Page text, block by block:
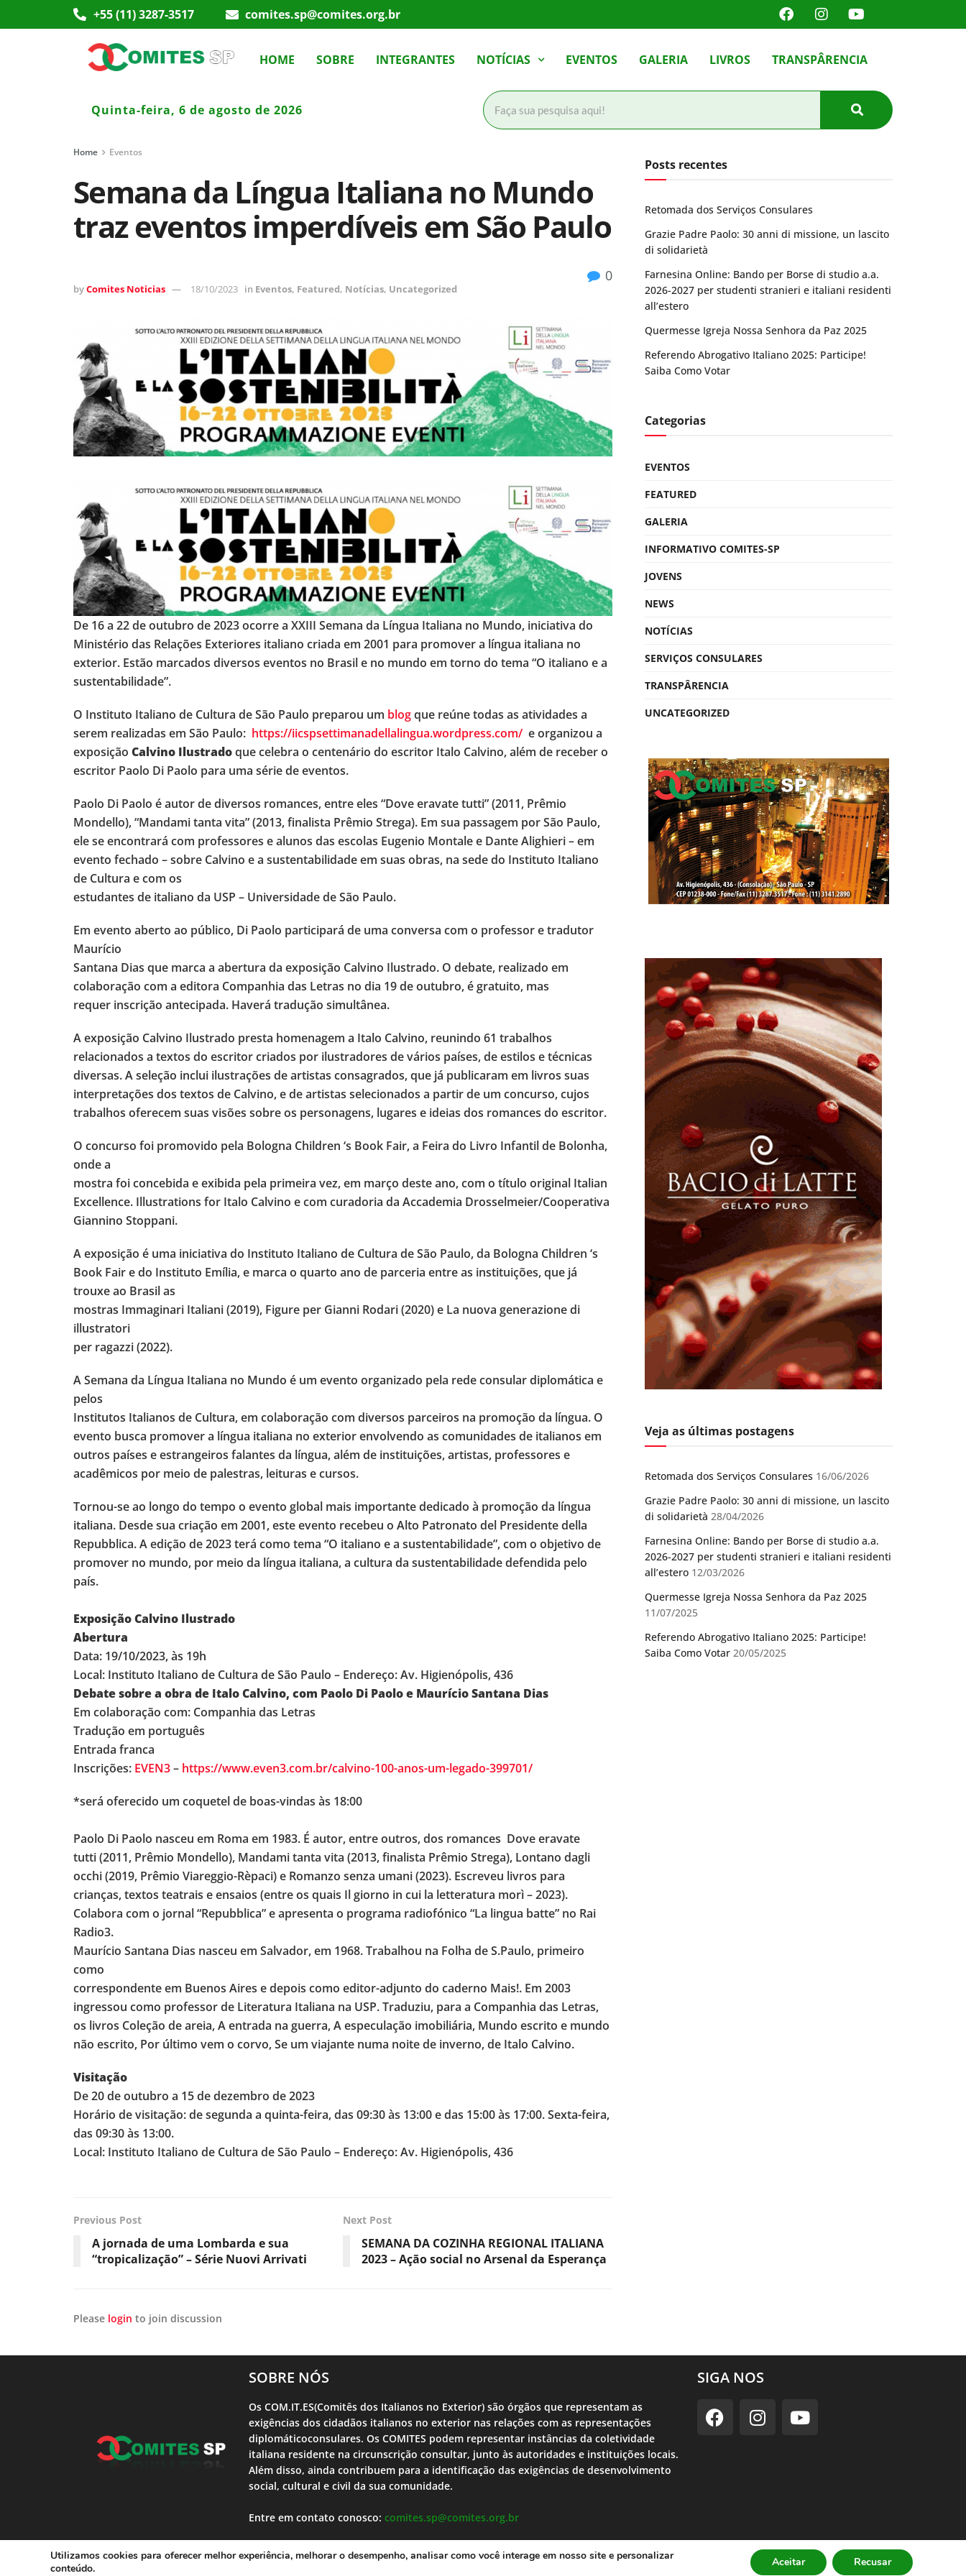
+55 (11) 3287-3517 comites.sp@comites.org.br
HOME SOBRE INTEGRANTES NOTÍCIAS EVENTOS GALERIA LIVROS TRANSPÂRENCIA
Quinta-feira, 6 de agosto de 2026
Home Eventos
Semana da Língua Italiana no Mundo
traz eventos imperdíveis em São Paulo
byComites Noticias 18/10/2023 in Eventos, Featured, Notícias, Uncategorized
0
De 16 a 22 de outubro de 2023 ocorre a XXIII Semana da Língua Italiana no Mundo, iniciativa do
Ministério das Relações Exteriores italiano criada em 2001 para promover a língua italiana no
exterior. Estão marcados diversos eventos no Brasil e no mundo em torno do tema “O italiano e a
sustentabilidade”.
O Instituto Italiano de Cultura de São Paulo preparou um blogque reúne todas as atividades a
serem realizadas em São Paulo: https://iicspsettimanadellalingua.wordpress.com/ e organizou a
exposição Calvino Ilustradoque celebra o centenário do escritor Italo Calvino, além de receber o
escritor Paolo Di Paolo para uma série de eventos.
Paolo Di Paolo é autor de diversos romances, entre eles “Dove eravate tutti” (2011, Prêmio
Mondello), “Mandami tanta vita” (2013, finalista Prêmio Strega). Em sua passagem por São Paulo,
ele se encontrará com professores e alunos das escolas Eugenio Montale e Dante Alighieri – em
evento fechado – sobre Calvino e a sustentabilidade em suas obras, na sede do Instituto Italiano
de Cultura e com os
estudantes de italiano da USP – Universidade de São Paulo.
Em evento aberto ao público, Di Paolo participará de uma conversa com o professor e tradutor
Maurício
Santana Dias que marca a abertura da exposição Calvino Ilustrado. O debate, realizado em
colaboração com a editora Companhia das Letras no dia 19 de outubro, é gratuito, mas
requer inscrição antecipada. Haverá tradução simultânea.
A exposição Calvino Ilustrado presta homenagem a Italo Calvino, reunindo 61 trabalhos
relacionados a textos do escritor criados por ilustradores de vários países, de estilos e técnicas
diversas. A seleção inclui ilustrações de artistas consagrados, que já publicaram em livros suas
interpretações dos textos de Calvino, e de artistas selecionados a partir de um concurso, cujos
trabalhos oferecem suas visões sobre os personagens, lugares e ideias dos romances do escritor.
O concurso foi promovido pela Bologna Children ‘s Book Fair, a Feira do Livro Infantil de Bolonha,
onde a
mostra foi concebida e exibida pela primeira vez, em março deste ano, com o título original Italian
Excellence. Illustrations for Italo Calvino e com curadoria da Accademia Drosselmeier/Cooperativa
Giannino Stoppani.
A exposição é uma iniciativa do Instituto Italiano de Cultura de São Paulo, da Bologna Children ‘s
Book Fair e do Instituto Emília, e marca o quarto ano de parceria entre as instituições, que já
trouxe ao Brasil as
mostras Immaginari Italiani (2019), Figure per Gianni Rodari (2020) e La nuova generazione di
illustratori
per ragazzi (2022).
A Semana da Língua Italiana no Mundo é um evento organizado pela rede consular diplomática e
pelos
Institutos Italianos de Cultura, em colaboração com diversos parceiros na promoção da língua. O
evento busca promover a língua italiana no exterior envolvendo as comunidades de italianos em
outros países e estrangeiros falantes da língua, além de instituições, artistas, professores e
acadêmicos por meio de palestras, leituras e cursos.
Tornou-se ao longo do tempo o evento global mais importante dedicado à promoção da língua
italiana. Desde sua criação em 2001, este evento recebeu o Alto Patronato del Presidente della
Repubblica. A edição de 2023 terá como tema “O italiano e a sustentabilidade”, com o objetivo de
promover no mundo, por meio da língua italiana, a cultura da sustentabilidade defendida pelo
país.
Exposição Calvino Ilustrado
Abertura
Data: 19/10/2023, às 19h
Local: Instituto Italiano de Cultura de São Paulo – Endereço: Av. Higienópolis, 436
Debate sobre a obra de Italo Calvino, com Paolo Di Paolo e Maurício Santana Dias
Em colaboração com: Companhia das Letras
Tradução em português
Entrada franca
Inscrições: EVEN3– https://www.even3.com.br/calvino-100-anos-um-legado-399701/
*será oferecido um coquetel de boas-vindas às 18:00
Paolo Di Paolo nasceu em Roma em 1983. É autor, entre outros, dos romances Dove eravate
tutti (2011, Prêmio Mondello), Mandami tanta vita (2013, finalista Prêmio Strega), Lontano dagli
occhi (2019, Prêmio Viareggio-Rèpaci) e Romanzo senza umani (2023). Escreveu livros para
crianças, textos teatrais e ensaios (entre os quais Il giorno in cui la letteratura morì – 2023).
Colabora com o jornal “Repubblica” e apresenta o programa radiofónico “La lingua batte” no Rai
Radio3.
Maurício Santana Dias nasceu em Salvador, em 1968. Trabalhou na Folha de S.Paulo, primeiro
como
correspondente em Buenos Aires e depois como editor-adjunto do caderno Mais!. Em 2003
ingressou como professor de Literatura Italiana na USP. Traduziu, para a Companhia das Letras,
os livros Coleção de areia, A entrada na guerra, A especulação imobiliária, Mundo escrito e mundo
não escrito, Por último vem o corvo, Se um viajante numa noite de inverno, de Italo Calvino.
Visitação
De 20 de outubro a 15 de dezembro de 2023
Horário de visitação: de segunda a quinta-feira, das 09:30 às 13:00 e das 15:00 às 17:00. Sexta-feira,
das 09:30 às 13:00.
Local: Instituto Italiano de Cultura de São Paulo – Endereço: Av. Higienópolis, 436
Previous Post
A jornada de uma Lombarda e sua
“tropicalização” – Série Nuovi Arrivati
Next Post
SEMANA DA COZINHA REGIONAL ITALIANA
2023 – Ação social no Arsenal da Esperança
Please login to join discussion
Posts recentes
Retomada dos Serviços Consulares
Grazie Padre Paolo: 30 anni di missione, un lascito
di solidarietà
Farnesina Online: Bando per Borse di studio a.a.
2026-2027 per studenti stranieri e italiani residenti
all’estero
Quermesse Igreja Nossa Senhora da Paz 2025
Referendo Abrogativo Italiano 2025: Participe!
Saiba Como Votar
Categorias
EVENTOS
FEATURED
GALERIA
INFORMATIVO COMITES-SP
JOVENS
NEWS
NOTÍCIAS
SERVIÇOS CONSULARES
TRANSPÂRENCIA
UNCATEGORIZED
Veja as últimas postagens
Retomada dos Serviços Consulares 16/06/2026
Grazie Padre Paolo: 30 anni di missione, un lascito
di solidarietà 28/04/2026
Farnesina Online: Bando per Borse di studio a.a.
2026-2027 per studenti stranieri e italiani residenti
all’estero 12/03/2026
Quermesse Igreja Nossa Senhora da Paz 2025
11/07/2025
Referendo Abrogativo Italiano 2025: Participe!
Saiba Como Votar 20/05/2025
SOBRE NÓS
Os COM.IT.ES(Comitês dos Italianos no Exterior) são órgãos que representam as
exigências dos cidadãos italianos no exterior nas relações com as representações
diplomáticoconsulares. Os COMITES podem representar instâncias da coletividade
italiana residente na circunscrição consultar, junto às autoridades e instituições locais.
Além disso, ainda contribuem para a identificação das exigências de desenvolvimento
social, cultural e civil da sua comunidade.
Entre em contato conosco: comites.sp@comites.org.br
SIGA NOS
Comites SP | 2023 |Desenvolvido por Theodorojr Política de Privacidade
Utilizamos cookies para oferecer melhor experiência, melhorar o desempenho, analisar como você interage em nosso site e personalizar
conteúdo.
Aceitar Recusar